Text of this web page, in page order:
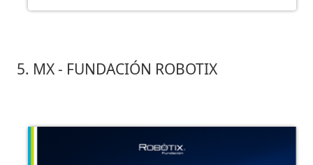
5. MX - FUNDACIÓN ROBOTIX